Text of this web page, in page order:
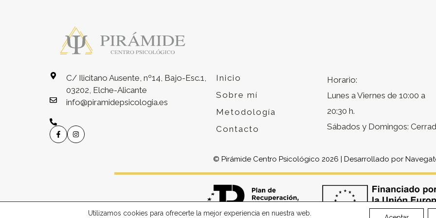
C/ Ilicitano Ausente, nº14, Bajo-Esc.1,
03202, Elche-Alicante
info@piramidepsicologia.es
Inicio
Sobre mí
Metodología
Contacto
Horario:
Lunes a Viernes de 10:00 a
20:30 h.
Sábados y Domingos:
© Pirámide Centro Psicológico 2026 | Desarrollado por
Utilizamos cookies para ofrecerte la mejor experiencia en nuestra web.